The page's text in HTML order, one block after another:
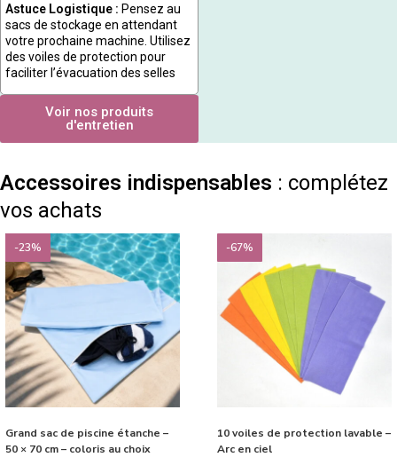
Astuce Logistique : Pensez au
sacs de stockage en attendant
votre prochaine machine. Utilisez
des voiles de protection pour
faciliter l’évacuation des selles
Voir nos produits
d'entretien
Accessoires indispensables : complétez
vos achats
-23%
Grand sac de piscine étanche –
50 × 70 cm – coloris au choix
-67%
10 voiles de protection lavable –
Arc en ciel